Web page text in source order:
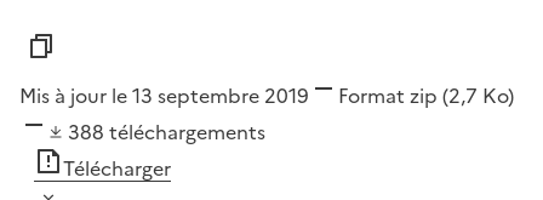
Mis à jour le 13 septembre 2019 Format zip (2,7 Ko)
388 téléchargements
Télécharger